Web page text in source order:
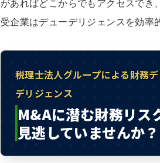
があればどこからでもアクセスでき
受企業はデューデリジェンスを効率
税理士法人グループによる財務
デリジェンス
M&Aに潜む財務リス
見逃していませんか？